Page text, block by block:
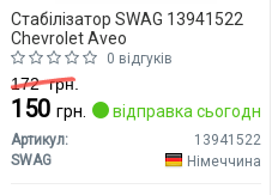
Стабілізатор SWAG 13941522
Chevrolet Aveo
0 відгуків
172грн.
150 грн. відправка сьогодні
Артикул:
13941522
SWAG
Німеччина